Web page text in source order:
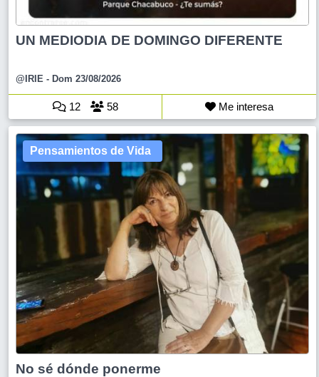
UN MEDIODIA DE DOMINGO DIFERENTE
@IRIE - Dom 23/08/2026
12 58 Me interesa
Pensamientos de Vida
No sé dónde ponerme